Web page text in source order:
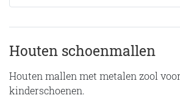
Houten schoenmallen
Houten mallen met metalen zool
kinderschoenen.